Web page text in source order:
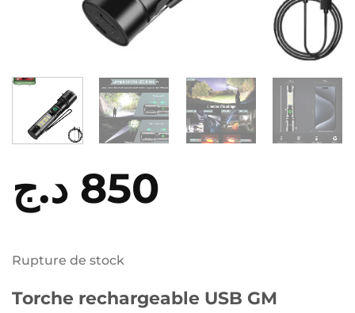
850 د.ج
Rupture de stock
Torche rechargeable USB GM